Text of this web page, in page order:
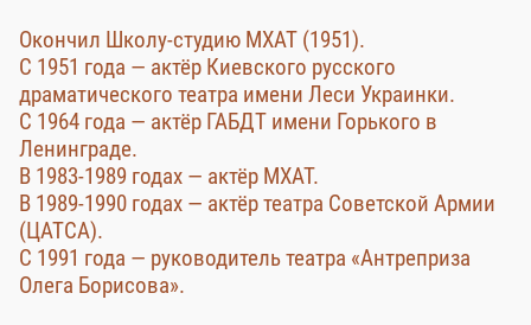
Окончил Школу-студию МХАТ (1951).
С 1951 года — актёр Киевского русского
драматического театра имени Леси Украинки.
С 1964 года — актёр ГАБДТ имени Горького в
Ленинграде.
В 1983-1989 годах — актёр МХАТ.
В 1989-1990 годах — актёр театра Советской Армии
(ЦАТСА).
С 1991 года — руководитель театра «Антреприза
Олега Борисова».